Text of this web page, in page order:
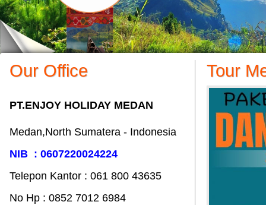
Our Office
PT.ENJOY HOLIDAY MEDAN
Medan,North Sumatera - Indonesia
NIB : 0607220024224
Telepon Kantor : 061‎ 800 43635
No Hp : 0852 7012 6984
Tour